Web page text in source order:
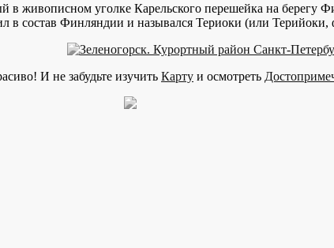
в живописном уголке Карельского перешейка на берегу
в состав Финляндии и назывался Териоки (или
И не забудьте изучить Карту и осмотреть